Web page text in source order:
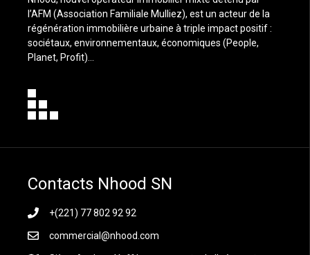
l’AFM (Association Familiale Mulliez), est un acteur de la
régénération immobilière urbaine à triple impact positif :
sociétaux, environnementaux, économiques (People,
Planet, Profit)…
Contacts Nhood SN
+(221) 77 802 92 92
commercial@nhood.com